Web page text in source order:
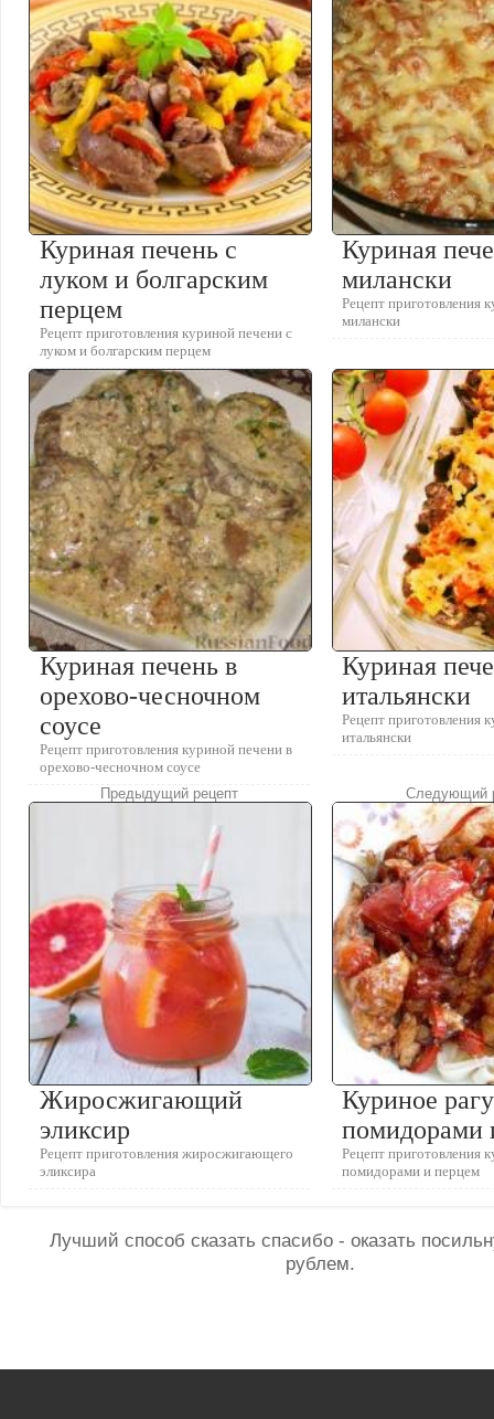
Куриная печень с
луком и болгарским
перцем
Рецепт приготовления куриной печени с
луком и болгарским перцем
Куриная
милански
Рецепт приготовления
милански
Куриная печень в
орехово-чесночном
соусе
Рецепт приготовления куриной печени в
орехово-чесночном соусе
Куриная
итальянски
Рецепт приготовления
итальянски
Предыдущий рецепт
Жиросжигающий
эликсир
Рецепт приготовления жиросжигающего
эликсира
Следующий
Куриное
помидорами
Рецепт приготовления
помидорами и перцем
Лучший способ сказать спасибо - оказать
рублем.